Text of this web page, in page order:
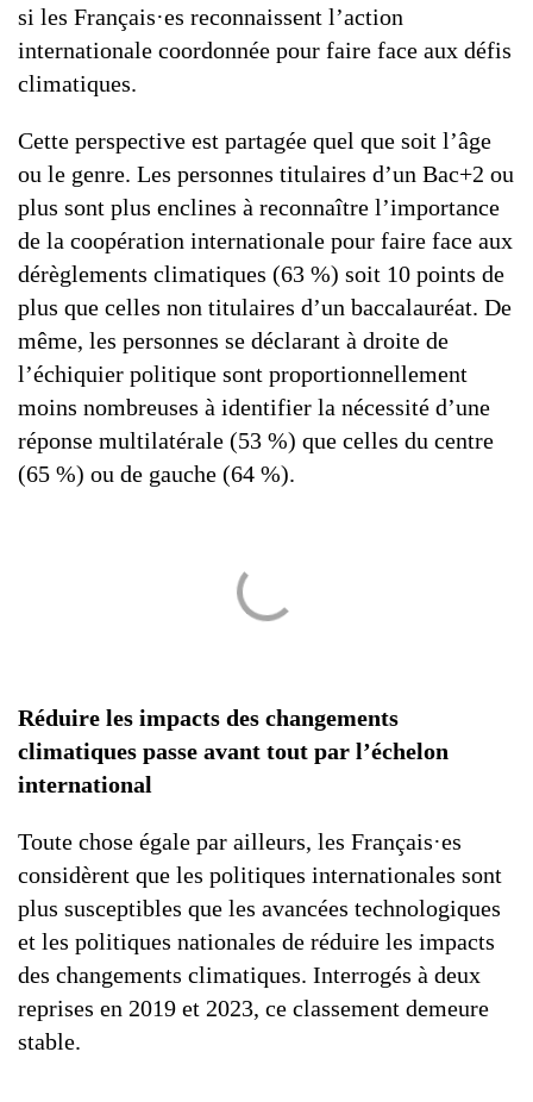
si les Français·es reconnaissent l’action
internationale coordonnée pour faire face aux défis
climatiques.
Cette perspective est partagée quel que soit l’âge
ou le genre. Les personnes titulaires d’un Bac+2 ou
plus sont plus enclines à reconnaître l’importance
de la coopération internationale pour faire face aux
dérèglements climatiques (63 %) soit 10 points de
plus que celles non titulaires d’un baccalauréat. De
même, les personnes se déclarant à droite de
l’échiquier politique sont proportionnellement
moins nombreuses à identifier la nécessité d’une
réponse multilatérale (53 %) que celles du centre
(65 %) ou de gauche (64 %).
Réduire les impacts des changements
climatiques passe avant tout par l’échelon
international
Toute chose égale par ailleurs, les Français·es
considèrent que les politiques internationales sont
plus susceptibles que les avancées technologiques
et les politiques nationales de réduire les impacts
des changements climatiques. Interrogés à deux
reprises en 2019 et 2023, ce classement demeure
stable.